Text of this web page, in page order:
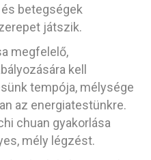
betegségek
játszik.
megfelelő,
kell
tempója, mélysége
az energiatestünkre.
chuan gyakorlása
mély légzést.